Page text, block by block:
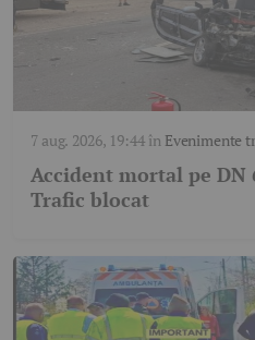
7 aug. 2026, 19:44în Evenimente
Accident mortal pe DN
Trafic blocat